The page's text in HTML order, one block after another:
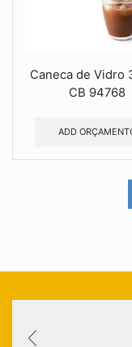
Caneca de Vidro
CB 94768
ADD